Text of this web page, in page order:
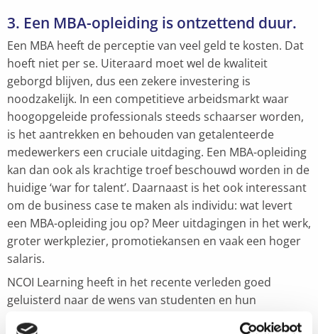
3. Een MBA-opleiding is ontzettend duur.
Een MBA heeft de perceptie van veel geld te kosten. Dat
hoeft niet per se. Uiteraard moet wel de kwaliteit
geborgd blijven, dus een zekere investering is
noodzakelijk. In een competitieve arbeidsmarkt waar
hoogopgeleide professionals steeds schaarser worden,
is het aantrekken en behouden van getalenteerde
medewerkers een cruciale uitdaging. Een MBA-opleiding
kan dan ook als krachtige troef beschouwd worden in de
huidige ‘war for talent’. Daarnaast is het ook interessant
om de business case te maken als individu: wat levert
een MBA-opleiding jou op? Meer uitdagingen in het werk,
groter werkplezier, promotiekansen en vaak een hoger
salaris.
NCOI Learning heeft in het recente verleden goed
geluisterd naar de wens van studenten en hun